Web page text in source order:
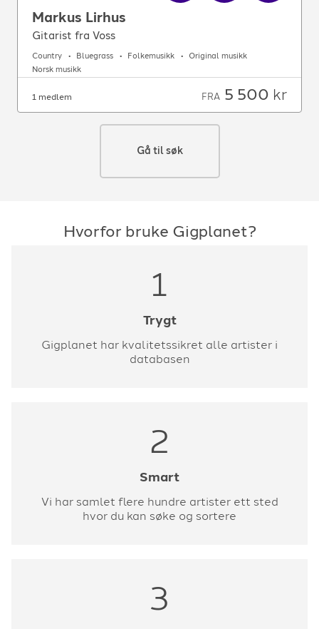
Markus Lirhus
Gitarist fra Voss
Country Bluegrass Folkemusikk
Original musikk
Norsk musikk
1 medlem FRA 5 500 kr
Gå til søk
Hvorfor bruke Gigplanet?
1
Trygt
Gigplanet har kvalitetssikret alle artister i
databasen
2
Smart
Vi har samlet flere hundre artister ett sted
hvor du kan søke og sortere
3